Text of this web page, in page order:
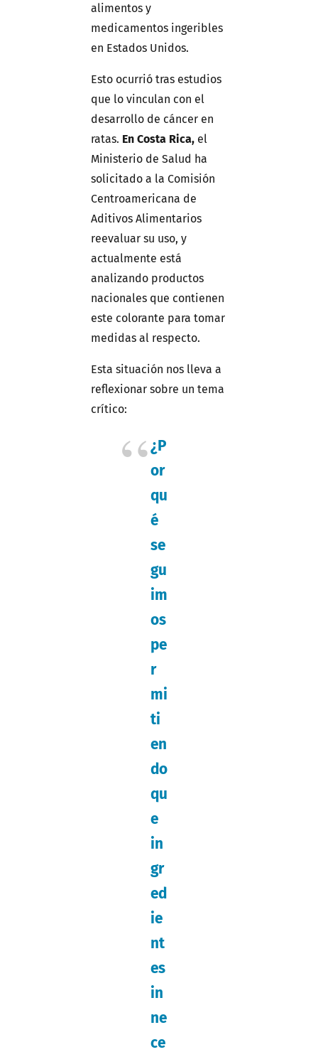
alimentos y
medicamentos ingeribles
en Estados Unidos.
Esto ocurrió tras estudios
que lo vinculan con el
desarrollo de cáncer en
ratas. En Costa Rica, el
Ministerio de Salud ha
solicitado a la Comisión
Centroamericana de
Aditivos Alimentarios
reevaluar su uso, y
actualmente está
analizando productos
nacionales que contienen
este colorante para tomar
medidas al respecto.
Esta situación nos lleva a
reflexionar sobre un tema
crítico:
¿P
or
qu
é
se
gu
im
os
pe
r
mi
ti
en
do
qu
e
in
gr
ed
ie
nt
es
in
ne
ce